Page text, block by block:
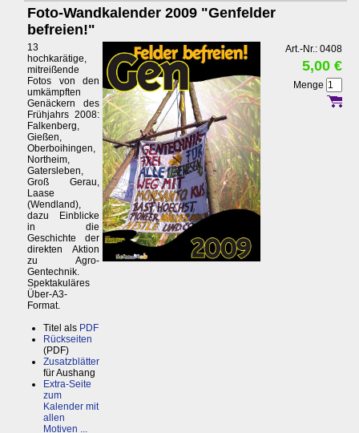
Foto-Wandkalender 2009 "Genfelder
befreien!"
13
hochkarätige,
mitreißende
Fotos von den
umkämpften
Genäckern des
Frühjahrs 2008:
Falkenberg,
Gießen,
Oberboihingen,
Northeim,
Gatersleben,
Groß Gerau,
Laase
(Wendland),
dazu Einblicke
in die
Geschichte der
direkten Aktion
zu Agro-
Gentechnik.
Spektakuläres
Über-A3-
Format.
Titel als PDF
Rückseiten
(PDF)
Zusatzblätter
für Aushang
Extra-Seite
zum
Kalender mit
allen
Motiven ...
Art.-Nr.: 0408
5,00 €
Menge